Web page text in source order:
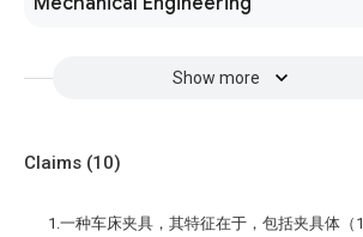
Show more
Claims (10)
1.一种车床夹具，其特征在于，包括夹具体（